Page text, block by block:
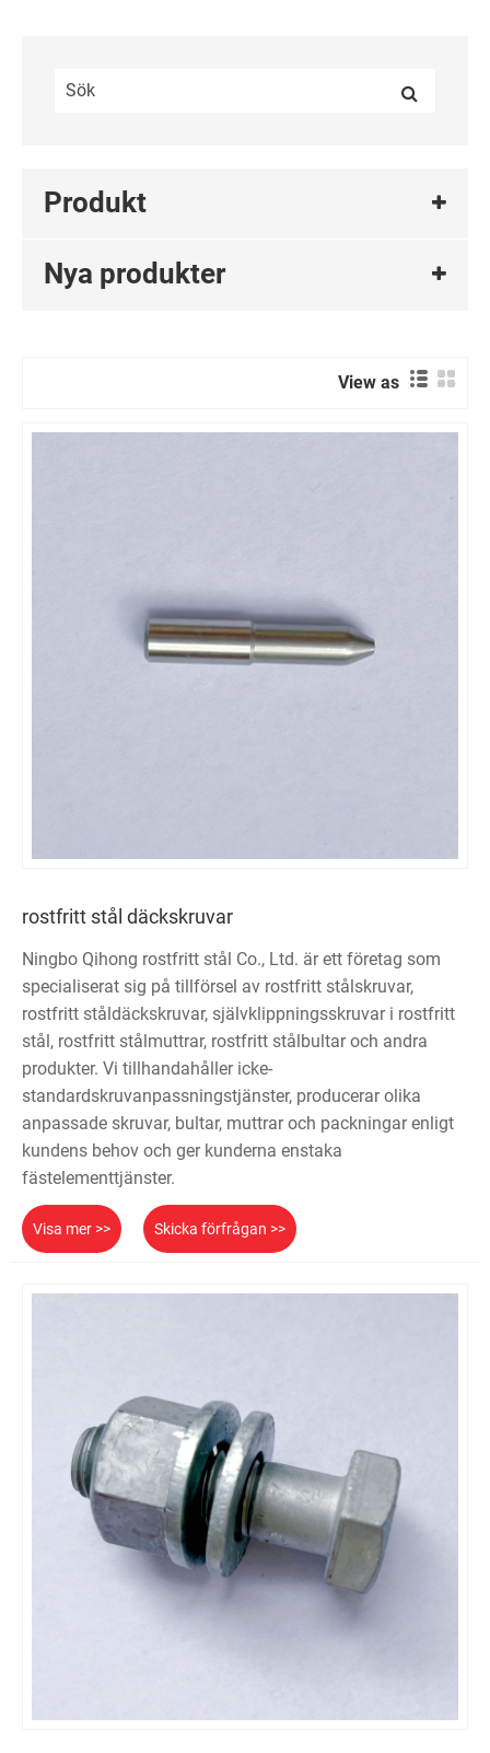
Produkt
Nya produkter
View as
rostfritt stål däckskruvar
Ningbo Qihong rostfritt stål Co., Ltd. är ett företag som
specialiserat sig på tillförsel av rostfritt stålskruvar,
rostfritt ståldäckskruvar, självklippningsskruvar i rostfritt
stål, rostfritt stålmuttrar, rostfritt stålbultar och andra
produkter. Vi tillhandahåller icke-
standardskruvanpassningstjänster, producerar olika
anpassade skruvar, bultar, muttrar och packningar enligt
kundens behov och ger kunderna enstaka
fästelementtjänster.
Visa mer >> Skicka förfrågan >>